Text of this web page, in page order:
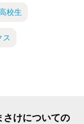
校生
ス
さけについての